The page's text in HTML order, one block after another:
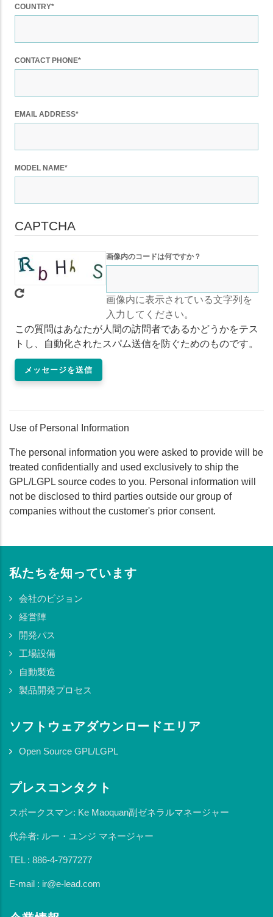
COUNTRY*
CONTACT PHONE*
EMAIL ADDRESS*
MODEL NAME*
CAPTCHA
画像内のコードは何ですか？
画像内に表示されている文字列を
入力してください。
この質問はあなたが人間の訪問者であるかどうかをテス
トし、自動化されたスパム送信を防ぐためのものです。
Use of Personal Information
The personal information you were asked to provide will be
treated confidentially and used exclusively to ship the
GPL/LGPL source codes to you. Personal information will
not be disclosed to third parties outside our group of
companies without the customer's prior consent.
私たちを知っています
会社のビジョン
経営陣
開発パス
工場設備
自動製造
製品開発プロセス
ソフトウェアダウンロードエリア
Open Source GPL/LGPL
プレスコンタクト
スポークスマン: Ke Maoquan副ゼネラルマネージャー
代弁者: ルー・ユンジ マネージャー
TEL : 886-4-7977277
E-mail : ir@e-lead.com